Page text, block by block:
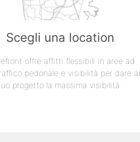
Scegli una location
offre affitti flessibili in aree ad
pedonale e visibilità per dare al
progetto la massima visibilità.